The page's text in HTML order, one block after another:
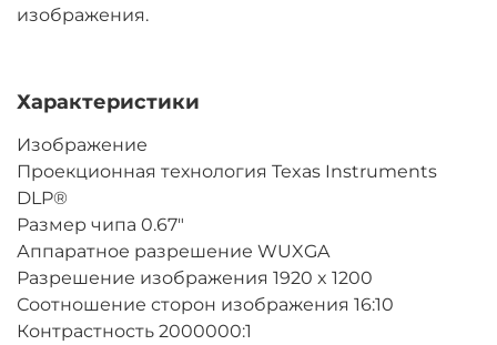
изображения.
Характеристики
Изображение
Проекционная технология Texas Instruments
DLP®
Размер чипа 0.67"
Аппаратное разрешение WUXGA
Разрешение изображения 1920 x 1200
Соотношение сторон изображения 16:10
Контрастность 2000000:1